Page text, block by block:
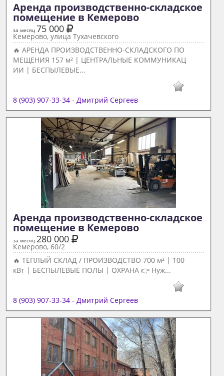
Аренда производственно-складское
помещение в Кемерово
за месяц 75 000
Кемерово, улица Тухачевского
🔥 АРЕНДА ПРОИЗВОДСТВЕННО-СКЛАДСКОГО ПО
МЕЩЕНИЯ 157 м² | ЦЕНТРАЛЬНЫЕ КОММУНИКАЦ
ИИ | БЕСПЫЛЕВЫЕ...
8 (903) 907-33-34 - Дмитрий Сергеев
Аренда производственно-складское
помещение в Кемерово
за месяц 280 000
Кемерово, 60/2
🔥 ТЁПЛЫЙ СКЛАД / ПРОИЗВОДСТВО 700 м² | 100
кВт | БЕСПЫЛЕВЫЕ ПОЛЫ | ОХРАНА 👉 Нуж...
8 (903) 907-33-34 - Дмитрий Сергеев